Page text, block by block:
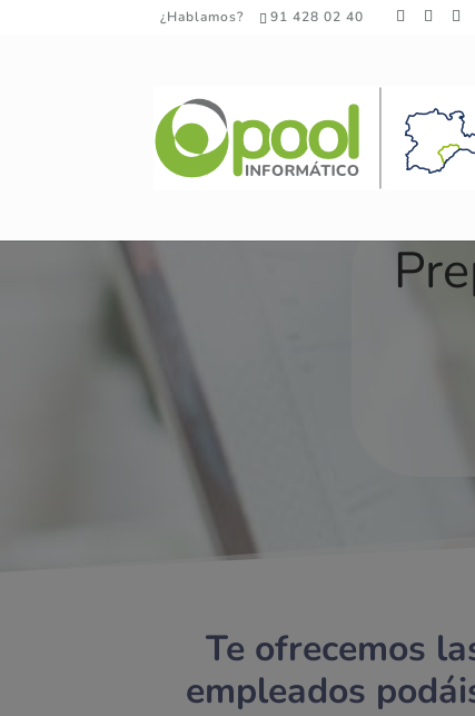
¿Hablamos? 91 428 02 40
Te ofrecemos
empleados